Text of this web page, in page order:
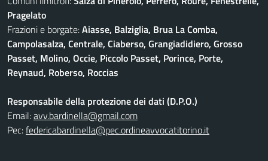
Pragelato
Frazioni e borgate:Aiasse, Balziglia, Brua La Comba,
Campolasalza, Centrale, Ciaberso, Grangiadidiero, Grosso
Passet, Molino, Occie, Piccolo Passet, Porince, Porte,
Reynaud, Roberso, Roccias
Responsabile della protezione dei dati (D.P.O.)
Email:avv.bardinella@gmail.com
Pec:federicabardinella@pec.ordineavvocatitorino.it